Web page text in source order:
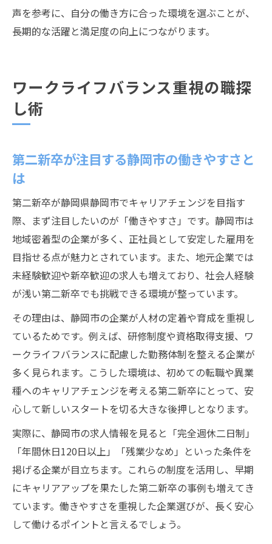
声を参考に、自分の働き方に合った環境を選ぶことが、
長期的な活躍と満足度の向上につながります。
ワークライフバランス重視の職探
し術
第二新卒が注目する静岡市の働きやすさと
は
第二新卒が静岡県静岡市でキャリアチェンジを目指す
際、まず注目したいのが「働きやすさ」です。静岡市は
地域密着型の企業が多く、正社員として安定した雇用を
目指せる点が魅力とされています。また、地元企業では
未経験歓迎や新卒歓迎の求人も増えており、社会人経験
が浅い第二新卒でも挑戦できる環境が整っています。
その理由は、静岡市の企業が人材の定着や育成を重視し
ているためです。例えば、研修制度や資格取得支援、ワ
ークライフバランスに配慮した勤務体制を整える企業が
多く見られます。こうした環境は、初めての転職や異業
種へのキャリアチェンジを考える第二新卒にとって、安
心して新しいスタートを切る大きな後押しとなります。
実際に、静岡市の求人情報を見ると「完全週休二日制」
「年間休日120日以上」「残業少なめ」といった条件を
掲げる企業が目立ちます。これらの制度を活用し、早期
にキャリアアップを果たした第二新卒の事例も増えてき
ています。働きやすさを重視した企業選びが、長く安心
して働けるポイントと言えるでしょう。